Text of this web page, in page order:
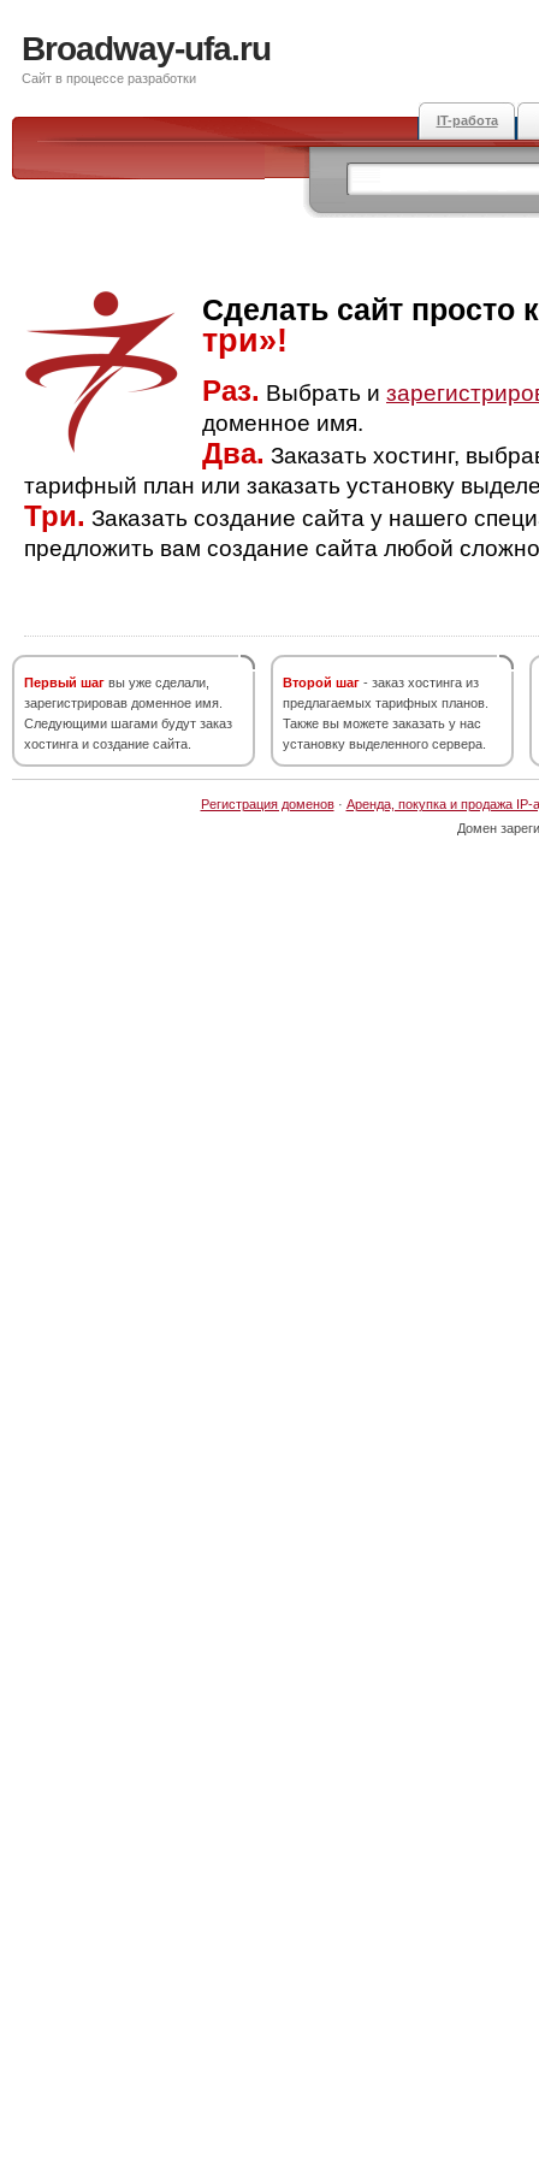
Broadway-ufa.ru
Сайт в процессе разработки
IT-работа
Сделать сайт просто
три»!
Раз. Выбрать и
доменное имя.
Два. Заказать хостинг,
тарифный план или заказать установку
Три. Заказать создание сайта у нашего
предложить вам создание сайта любой
Первый шаг вы уже сделали,
зарегистрировав доменное имя.
Следующими шагами будут заказ
хостинга и создание сайта.
Второй шаг - заказ хостинга из
предлагаемых тарифных планов.
Также вы можете заказать у нас
установку выделенного сервера.
Регистрация доменов· Аренда, покупка и продажа IP-
Домен